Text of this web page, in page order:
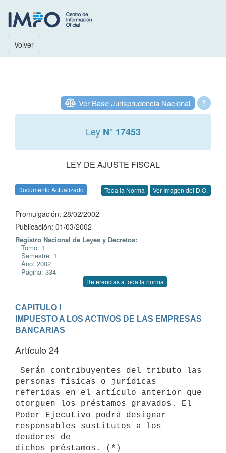
Volver
?
Ver Base Jurisprudencia Nacional
Ley N° 17453
LEY DE AJUSTE FISCAL
Documento Actualizado Toda la Norma Ver Imagen del D.O.
Promulgación: 28/02/2002
Publicación: 01/03/2002
Registro Nacional de Leyes y Decretos:
Tomo: 1
Semestre: 1
Año: 2002
Página: 334
Referencias a toda la norma
CAPITULO I
IMPUESTO A LOS ACTIVOS DE LAS EMPRESAS
BANCARIAS
Artículo 24
personas físicas o jurídicas
referidas en el artículo anterior que
otorguen los préstamos gravados. El
Poder Ejecutivo podrá designar
responsables sustitutos a los
deudores de